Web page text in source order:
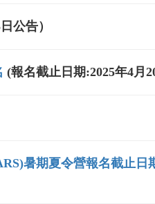
公告）
(報名截止日期:2025年4月
暑期夏令營報名截止日